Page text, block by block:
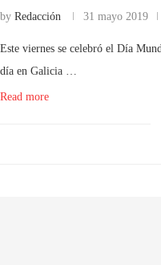
by Redacción 31 mayo 2019
Este viernes se celebró el Día
día en Galicia …
Read more